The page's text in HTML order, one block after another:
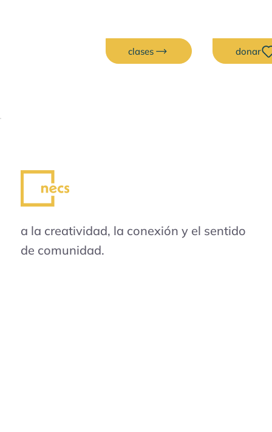
clases donar
Cada mes, nuestras exposiciones
destacan a artistas cuyo trabajo da vida
a la creatividad, la conexión y el sentido
de comunidad.